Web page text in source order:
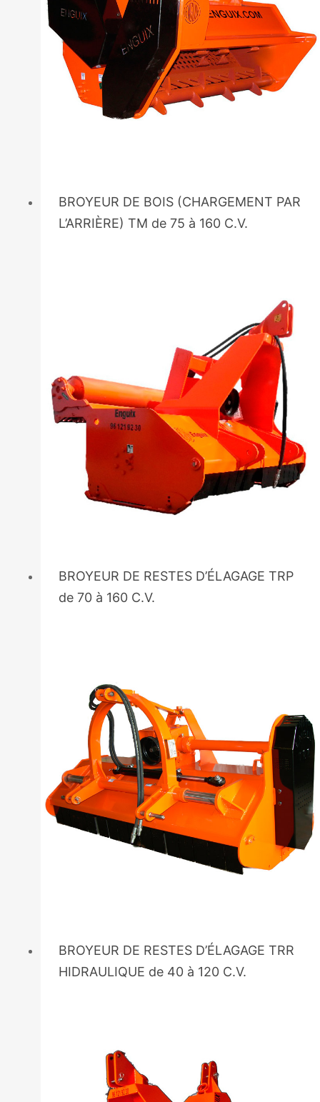
BROYEUR DE BOIS (CHARGEMENT PAR
L’ARRIÈRE) TM de 75 à 160 C.V.
BROYEUR DE RESTES D’ÉLAGAGE TRP
de 70 à 160 C.V.
BROYEUR DE RESTES D’ÉLAGAGE TRR
HIDRAULIQUE de 40 à 120 C.V.